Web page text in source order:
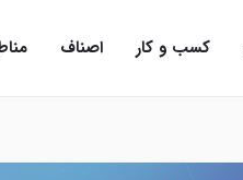
کسب و کار اصناف